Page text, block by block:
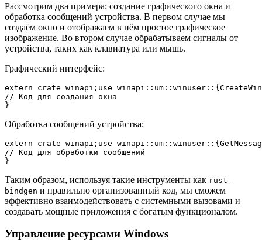
Рассмотрим два примера: создание графического окна и
обработка сообщений устройства. В первом случае мы
создаём окно и отображаем в нём простое графическое
изображение. Во втором случае обрабатываем сигналы от
устройства, таких как клавиатура или мышь.
Графический интерфейс:
extern crate winapi;use
// Код для создания окна
Обработка сообщений устройства:
extern crate winapi;use
// Код для обработки сообщений
Таким образом, используя такие инструменты как rust-
bindgen и правильно организованный код, мы сможем
эффективно взаимодействовать с системными вызовами и
создавать мощные приложения с богатым функционалом.
Управление ресурсами Windows